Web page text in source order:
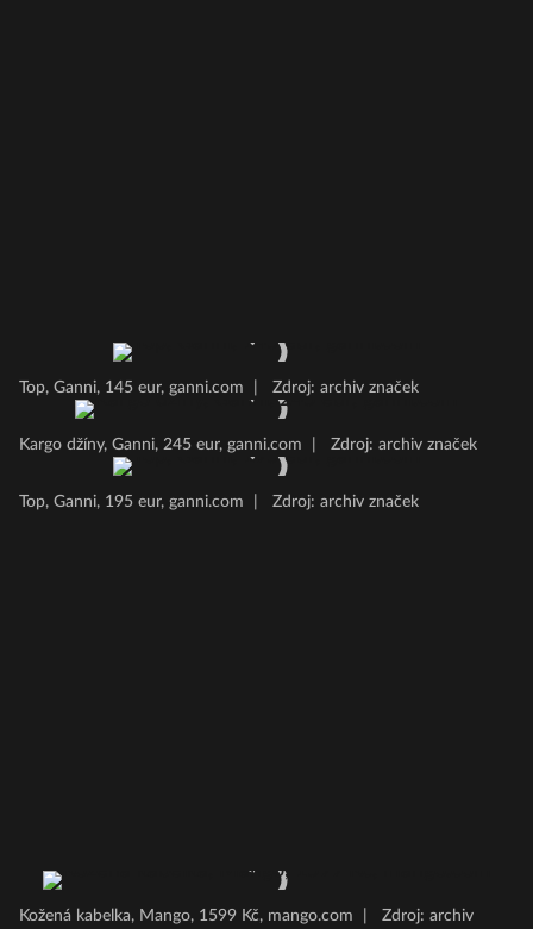
Top, Ganni, 145 eur, ganni.com Zdroj: archiv značek
Kargo džíny, Ganni, 245 eur, ganni.com Zdroj: archiv značek
Top, Ganni, 195 eur, ganni.com Zdroj: archiv značek
Kožená kabelka, Mango, 1599 Kč, mango.com
Zdroj: archiv